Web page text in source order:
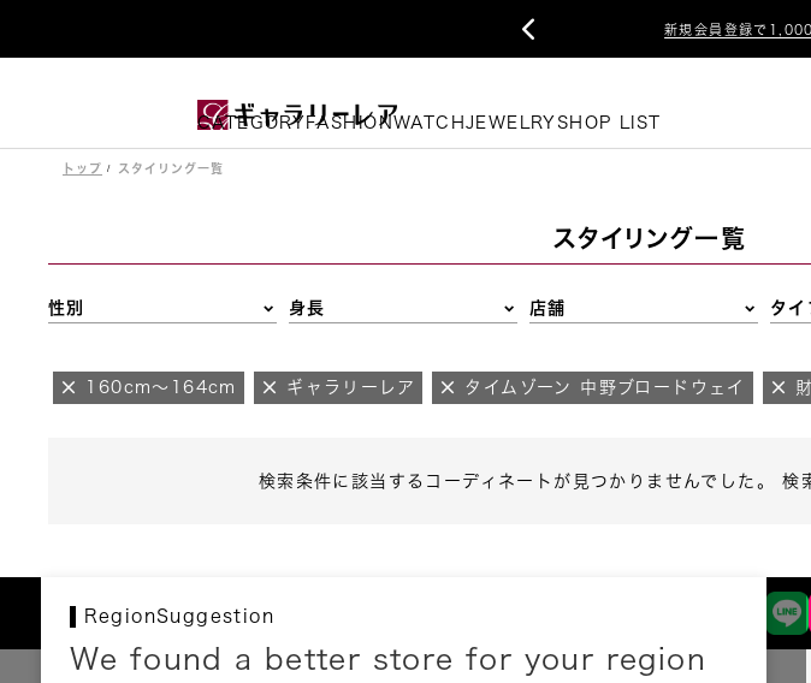
新規会員登録で

CATEGORY FASHIONWATCHJEWELRY SHOP LIST
トップ スタイリング一覧
スタイリング一覧
性別 身長 店舗 タイ
160cm～164cm ギャラリーレア タイムゾーン 中野ブロードウェイ
検索条件に該当するコーディネートが見つかりませんでした。 検
RegionSuggestion
We found a better store for your region